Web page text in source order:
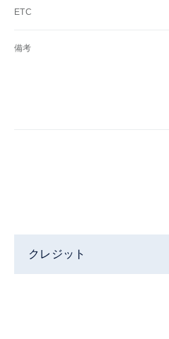
ETC
備考
クレジット